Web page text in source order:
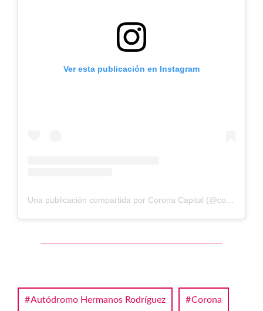
Ver esta publicación en Instagram
Autódromo Hermanos Rodríguez Corona